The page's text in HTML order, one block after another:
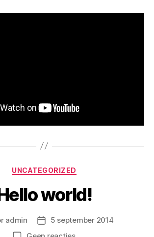
Categorieën
UNCATEGORIZED
world!
admin Berichtdatum
5 september 2014